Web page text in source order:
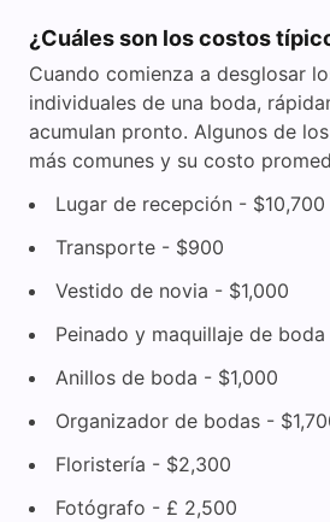
¿Cuáles son los costos
Cuando comienza a desglosar
individuales de una boda,
acumulan pronto. Algunos de
más comunes y su costo
Lugar de recepción - $10,700
Transporte - $900
Vestido de novia - $1,000
Peinado y maquillaje de
Anillos de boda - $1,000
Organizador de bodas -
Floristería - $2,300
Fotógrafo - £ 2,500